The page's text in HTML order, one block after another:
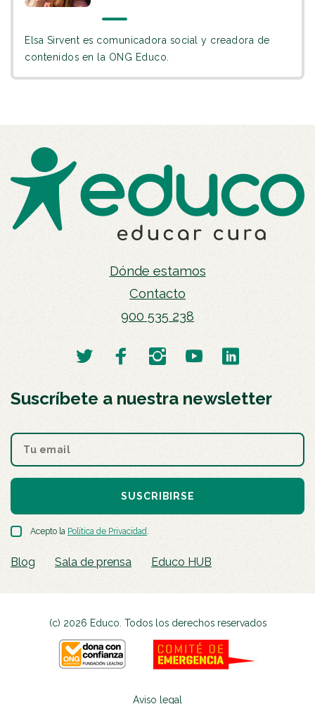
Elsa Sirvent es comunicadora social y creadora de
contenidos en la ONG Educo.
Dónde estamos
Contacto
900 535 238
Suscríbete a nuestra newsletter
SUSCRIBIRSE
Acepto la Política de Privacidad
Blog Sala de prensa Educo HUB
(c) 2026 Educo. Todos los derechos reservados
Aviso legal